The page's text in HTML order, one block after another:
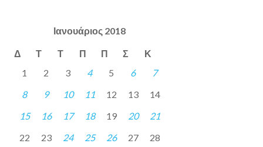
Ιανουάριος 2018
Δ Τ Τ Π Π Σ Κ
1 2 3 4 5 6
7
8
9 10 11 12 13
14
15
16 17 18 19 20
21
22
23 24 25 26 27
28